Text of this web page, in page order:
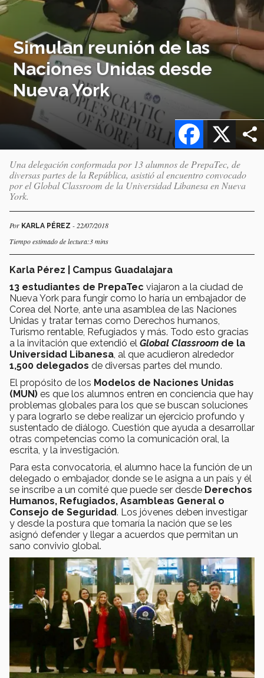
Simulan reunión de las
Naciones Unidas desde
Nueva York
X
Facebook
Una delegación conformada por 13 alumnos de PrepaTec, de
diversas partes de la República, asistió al encuentro convocado
por el Global Classroom de la Universidad Libanesa en Nueva
York.
Por KARLA PÉREZ - 22/07/2018
Tiempo estimado de lectura:3 mins
Karla Pérez | Campus Guadalajara
13 estudiantes de PrepaTec viajaron a la ciudad de
Nueva York para fungir como lo haría un embajador de
Corea del Norte, ante una asamblea de las Naciones
Unidas y tratar temas como Derechos humanos,
Turismo rentable, Refugiados y más. Todo esto gracias
a la invitación que extendió el Global Classroom de la
Universidad Libanesa , al que acudieron alrededor
1,500 delegados de diversas partes del mundo.
El propósito de los Modelos de Naciones Unidas
(MUN) es que los alumnos entren en conciencia que hay
problemas globales para los que se buscan soluciones
y para lograrlo se debe realizar un ejercicio profundo y
sustentado de diálogo. Cuestión que ayuda a desarrollar
otras competencias como la comunicación oral, la
escrita, y la investigación.
Para esta convocatoria, el alumno hace la función de un
delegado o embajador, donde se le asigna a un país y él
se inscribe a un comité que puede ser desde Derechos
Humanos, Refugiados, Asambleas General o
Consejo de Seguridad. Los jóvenes deben investigar
y desde la postura que tomaría la nación que se les
asignó defender y llegar a acuerdos que permitan un
sano convivio global.